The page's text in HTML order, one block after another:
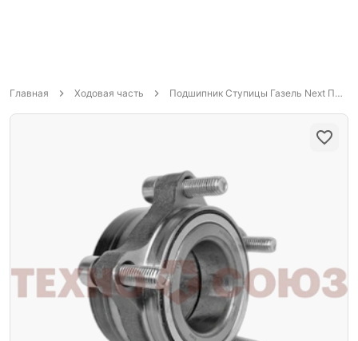
Главная Ходовая часть Подшипник Ступицы Газель Next Передний А21R23.3103145 Riginal